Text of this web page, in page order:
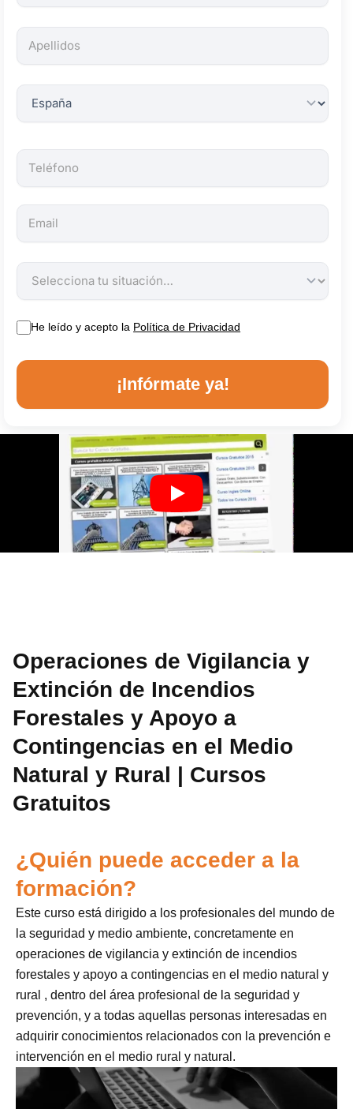
son
obligatorios.
He leído y acepto la Política de Privacidad
¡Infórmate ya!
Operaciones de Vigilancia y
Extinción de Incendios
Forestales y Apoyo a
Contingencias en el Medio
Natural y Rural | Cursos
Gratuitos
¿Quién puede acceder a la
formación?
Este curso está dirigido a los profesionales del mundo de
la seguridad y medio ambiente, concretamente en
operaciones de vigilancia y extinción de incendios
forestales y apoyo a contingencias en el medio natural y
rural , dentro del área profesional de la seguridad y
prevención, y a todas aquellas personas interesadas en
adquirir conocimientos relacionados con la prevención e
intervención en el medio rural y natural.